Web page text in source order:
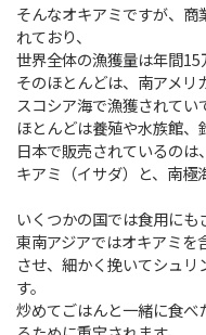
そんなオキアミですが、
れており、
世界全体の漁獲量は年間15
そのほとんどは、南アメ
スコシア海で漁獲されてい
ほとんどは養殖や水族館、
日本で販売されているの
キアミ（イサダ）と、南極
いくつかの国では食用にも
東南アジアではオキアミを
させ、細かく挽いてシュ
す。
炒めてごはんと一緒に食べ